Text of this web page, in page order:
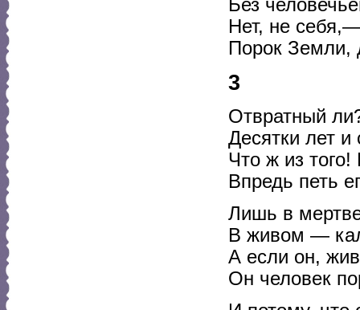
Без
Нет, не
Порок Земли,
3
Отвратный
Десятки лет и
Что ж из
Впредь петь
Лишь в
В живом —
А если он,
Он человек